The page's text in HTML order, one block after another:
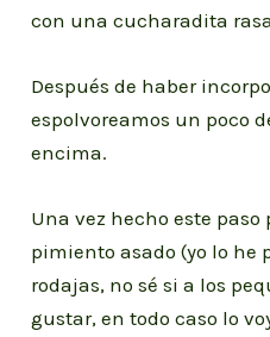
con una cucharadita
Después de haber
espolvoreamos un poco
encima.
Una vez hecho este paso
pimiento asado (yo lo he
rodajas, no sé si a los
gustar, en todo caso lo